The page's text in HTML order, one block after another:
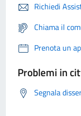
Richiedi
Chiama il
Prenota un
Problemi in
Segnala